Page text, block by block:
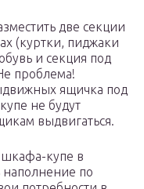
две секции
(куртки, пиджаки
и секция под
проблема!
ящичка под
не будут
выдвигаться.
шкафа-купе в
по